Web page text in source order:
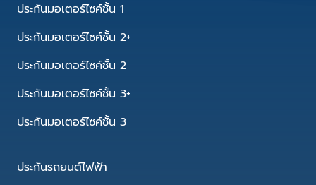
ประกันมอเตอร์ไซค์ชั้น 1
ประกันมอเตอร์ไซค์ชั้น 2+
ประกันมอเตอร์ไซค์ชั้น 2
ประกันมอเตอร์ไซค์ชั้น 3+
ประกันมอเตอร์ไซค์ชั้น 3
ประกันรถยนต์ไฟฟ้า